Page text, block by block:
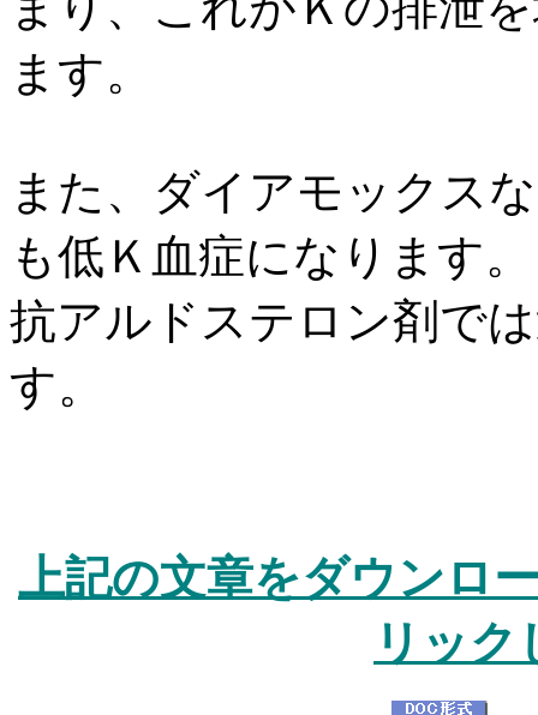
ます。
また、ダイアモックス
も低Ｋ血症になります
抗アルドステロン剤で
す。
上記の文章をダウンロ
リック